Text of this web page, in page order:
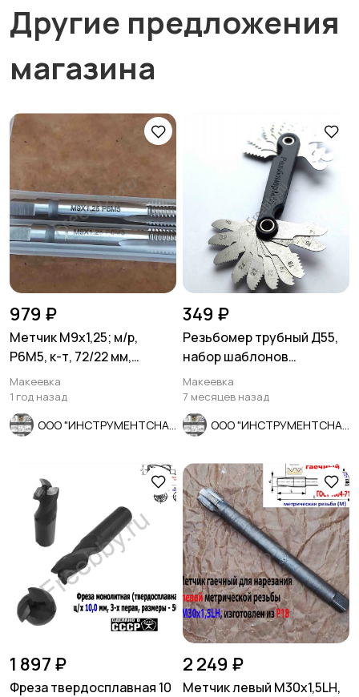
Другие предложения
магазина
979 ₽
Метчик М9х1,25; м/р,
Р6М5, к-т, 72/22 мм,
основной шаг, ГОСТ 3266-
81.
Макеевка
1 год назад
349 ₽
Резьбомер трубный Д55,
набор шаблонов
резьбовых дюймовых,
трубных.
Макеевка
7 месяцев назад
1 897 ₽
Фреза твердосплавная 10
2 249 ₽
Метчик левый М30х1,5LH,